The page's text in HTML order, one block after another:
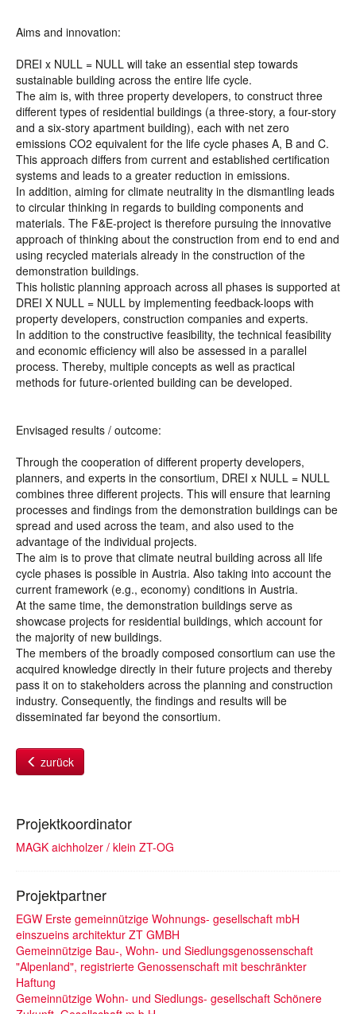
Aims and innovation:
DREI x NULL = NULL will take an essential step towards
sustainable building across the entire life cycle.
The aim is, with three property developers, to construct three
different types of residential buildings (a three-story, a four-story
and a six-story apartment building), each with net zero
emissions CO2 equivalent for the life cycle phases A, B and C.
This approach differs from current and established certification
systems and leads to a greater reduction in emissions.
In addition, aiming for climate neutrality in the dismantling leads
to circular thinking in regards to building components and
materials. The F&E-project is therefore pursuing the innovative
approach of thinking about the construction from end to end and
using recycled materials already in the construction of the
demonstration buildings.
This holistic planning approach across all phases is supported at
DREI X NULL = NULL by implementing feedback-loops with
property developers, construction companies and experts.
In addition to the constructive feasibility, the technical feasibility
and economic efficiency will also be assessed in a parallel
process. Thereby, multiple concepts as well as practical
methods for future-oriented building can be developed.
Envisaged results / outcome:
Through the cooperation of different property developers,
planners, and experts in the consortium, DREI x NULL = NULL
combines three different projects. This will ensure that learning
processes and findings from the demonstration buildings can be
spread and used across the team, and also used to the
advantage of the individual projects.
The aim is to prove that climate neutral building across all life
cycle phases is possible in Austria. Also taking into account the
current framework (e.g., economy) conditions in Austria.
At the same time, the demonstration buildings serve as
showcase projects for residential buildings, which account for
the majority of new buildings.
The members of the broadly composed consortium can use the
acquired knowledge directly in their future projects and thereby
pass it on to stakeholders across the planning and construction
industry. Consequently, the findings and results will be
disseminated far beyond the consortium.
zurück
Projektkoordinator
MAGK aichholzer / klein ZT-OG
Projektpartner
EGW Erste gemeinnützige Wohnungs- gesellschaft mbH
einszueins architektur ZT GMBH
Gemeinnützige Bau-, Wohn- und Siedlungsgenossenschaft
"Alpenland", registrierte Genossenschaft mit beschränkter
Haftung
Gemeinnützige Wohn- und Siedlungs- gesellschaft Schönere